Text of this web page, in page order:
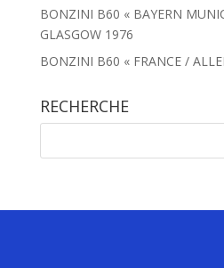
BONZINI B60 « BAYERN
GLASGOW 1976
BONZINI B60 « FRANCE /
RECHERCHE